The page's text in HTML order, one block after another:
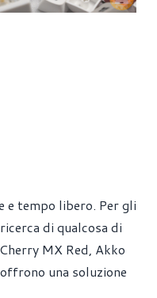
e tempo libero. Per gli
di qualcosa di
MX Red, Akko
una soluzione